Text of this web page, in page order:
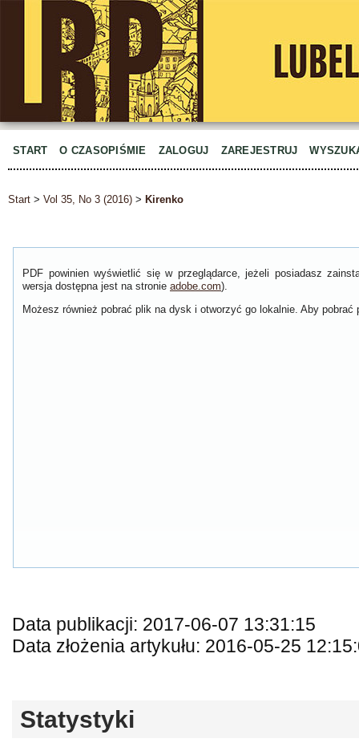
START O CZASOPIŚMIE ZALOGUJ ZAREJESTRUJ
Start > Vol 35, No 3 (2016) > Kirenko
PDF powinien wyświetlić się w przeglądarce, jeżeli posiadasz
wersja dostępna jest na stronie adobe.com).
Możesz również pobrać plik na dysk i otworzyć go lokalnie. Aby
Data publikacji: 2017-06-07 13:31:15
Data złożenia artykułu: 2016-05-25
Statystyki